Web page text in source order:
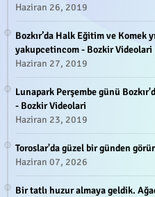
Haziran 26, 2019
Bozkır’da Halk Eğitim ve
yakupcetincom - Bozkir Videolari
Haziran 27, 2019
Lunapark Perşembe günü
- Bozkir Videolari
Haziran 23, 2019
Toroslar'da güzel bir günden
Haziran 07, 2026
Bir tatlı huzur almaya geldik.